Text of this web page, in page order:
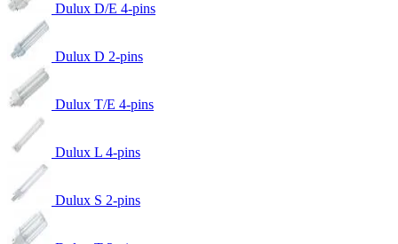
Dulux D/E 4-pins
Dulux D 2-pins
Dulux T/E 4-pins
Dulux L 4-pins
Dulux S 2-pins